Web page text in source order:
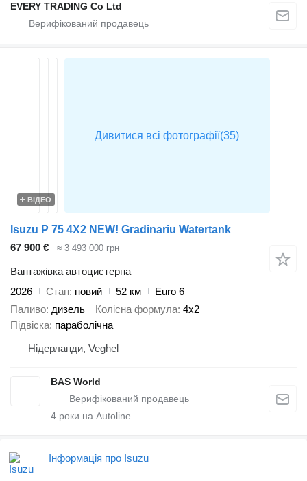
EVERY TRADING Co Ltd
ВІДЕО
Isuzu P 75 4X2 NEW! Gradinariu Watertank
67 900 €
≈ 3 493 000 грн
Вантажівка автоцистерна
2026
Стан новий 52 км
Euro 6
Паливо дизель Колісна формула 4x2
Підвіска параболічна
Нідерланди, Veghel
BAS World
4 роки на Autoline
Інформація про Isuzu